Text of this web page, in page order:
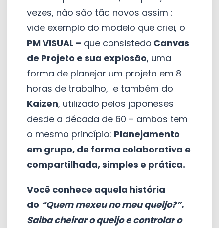
vezes, não são tão novos assim :
vide exemplo do modelo que criei, o
PM VISUAL – que consistedo Canvas
de Projeto e sua explosão, uma
forma de planejar um projeto em 8
horas de trabalho, e também do
Kaizen, utilizado pelos japoneses
desde a década de 60 – ambos tem
o mesmo princípio: Planejamento
em grupo, de forma colaborativa e
compartilhada, simples e prática.
Você conhece aquela história
do “Quem mexeu no meu queijo?”.
Saiba cheirar o queijo e controlar o